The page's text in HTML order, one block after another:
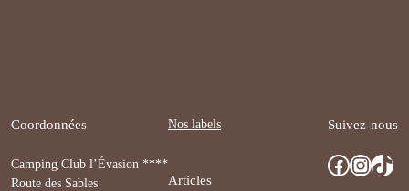
Coordonnées
Camping Club l’Évasion ****
Route des Sables
Nos labels
Articles
Suivez-nous
Facebook InstagramTikTok